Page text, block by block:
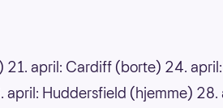
21. april: Cardiff (borte) 24. april:
Huddersfield (hjemme) 28.